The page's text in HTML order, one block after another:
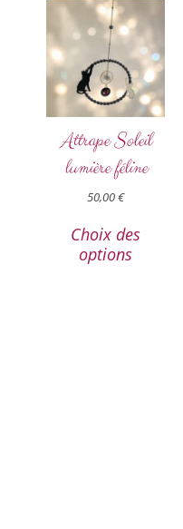
Attrape Soleil
lumière féline
50,00€
Choix des
options